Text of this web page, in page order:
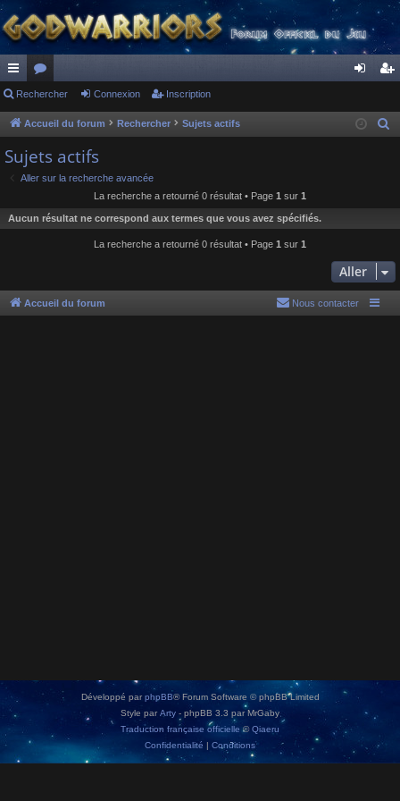
ac
co
ur
ci
or
u
s
ne cri
Rechercher Connexion Inscription
Accueil du forum Rechercher Sujets actifs
h
e
Sujets actifs
Aller sur la recherche avancée
La recherche a retourné 0 résultat • Page 1 sur 1
Aucun résultat ne correspond aux termes que vous avez spécifiés.
La recherche a retourné 0 résultat • Page 1 sur 1
Aller
Accueil du forum Nous contacter
Développé par phpBB® Forum Software © phpBB Limited
Style parArty - phpBB 3.3 par MrGaby
Traduction française officielle ©Qiaeru
Confidentialité | Conditions